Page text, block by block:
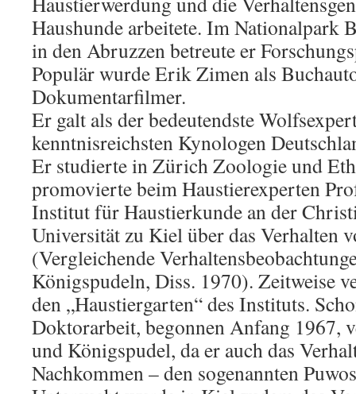
Haushunde arbeitete. Im Nationalpark
in den Abruzzen betreute er
Populär wurde Erik Zimen als
Dokumentarfilmer.
Er galt als der bedeutendste
kenntnisreichsten Kynologen
Er studierte in Zürich Zoologie und
promovierte beim Haustierexperten
Institut für Haustierkunde an der
Universität zu Kiel über das Verhalten
(Vergleichende
Königspudeln, Diss. 1970). Zeitweise
den „Haustiergarten“ des Instituts.
Doktorarbeit, begonnen Anfang 1967,
und Königspudel, da er auch das
Nachkommen – den sogenannten